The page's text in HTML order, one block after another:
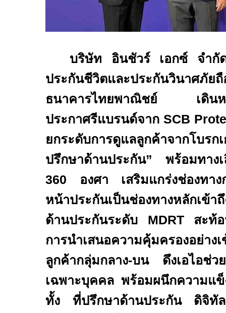
บริษัท อินชัวร์ เอกซ์ จำกั
ประกันชีวิตและประกันวินาศ
ธนาคารไทยพาณิชย์ เดินหน้
ประกาศรีแบรนด์จาก SCB
ยกระดับการดูแลลูกค้าจากโ
ปรึกษาด้านประกัน” พร้อมทาง
360 องศา เสริมแกร่งช่องทาง
หน้าประกันเป็นช่องทางหลักเข้
ด้านประกันระดับ MDRT สะท้
การนำเสนอความคุ้มครองอย่าง
ลูกค้ากลุ่มกลาง-บน ดึงเอไอช่ว
เฉพาะบุคคล พร้อมผนึกความแ
ทั้ง ที่ปรึกษาด้านประกัน ดิจิทั